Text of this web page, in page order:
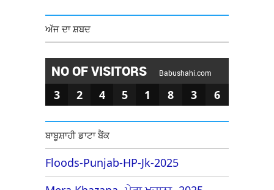
ਅੱਜ ਦਾ ਸ਼ਬਦ
NO OF VISITORS Babushahi.com
3 2 4 5 1 8 3 6
ਬਾਬੂਸ਼ਾਹੀ ਡਾਟਾ ਬੈਂਕ
Floods-Punjab-HP-Jk-2025